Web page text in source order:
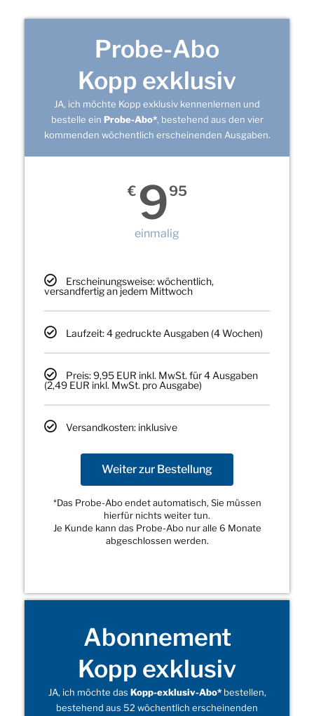
Probe-Abo
Kopp exklusiv
JA, ich möchte Kopp exklusiv kennenlernen und
bestelle ein Probe-Abo*, bestehend aus den vier
kommenden wöchentlich erscheinenden Ausgaben.
€ 995
einmalig
Erscheinungsweise: wöchentlich,
versandfertig an jedem Mittwoch
Laufzeit: 4 gedruckte Ausgaben (4 Wochen)
Preis: 9,95 EUR inkl. MwSt. für 4 Ausgaben
(2,49 EUR inkl. MwSt. pro Ausgabe)
Versandkosten: inklusive
Weiter zur Bestellung
*Das Probe-Abo endet automatisch, Sie müssen
hierfür nichts weiter tun.
Je Kunde kann das Probe-Abo nur alle 6 Monate
abgeschlossen werden.
Abonnement
Kopp exklusiv
JA, ich möchte das Kopp-exklusiv-Abo*bestellen,
bestehend aus 52 wöchentlich erscheinenden